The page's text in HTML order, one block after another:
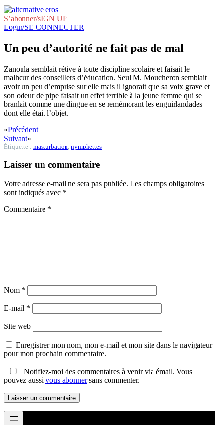
S’abonner/sIGN UP
Login/SE CONNECTER
Un peu d’autorité ne fait pas de mal
Zanoula semblait rétive à toute discipline scolaire et faisait le
malheur des conseillers d’éducation. Seul M. Moucheron semblait
avoir un peu d’emprise sur elle mais il ignorait que sa voix grave et
son odeur de pipe faisait un effet terrible à la jeune femme qui se
branlait comme une dingue en se remémorant les enguirlandades
dont elle était l’objet.
«Précédent
Suivant»
Étiquette : masturbation nymphettes
Laisser un commentaire
Votre adresse e-mail ne sera pas publiée. Les champs obligatoires
sont indiqués avec *
Commentaire *
Nom *
E-mail *
Site web
Enregistrer mon nom, mon e-mail et mon site dans le navigateur
pour mon prochain commentaire.
Notifiez-moi des commentaires à venir via émail. Vous
pouvez aussi vous abonnersans commenter.